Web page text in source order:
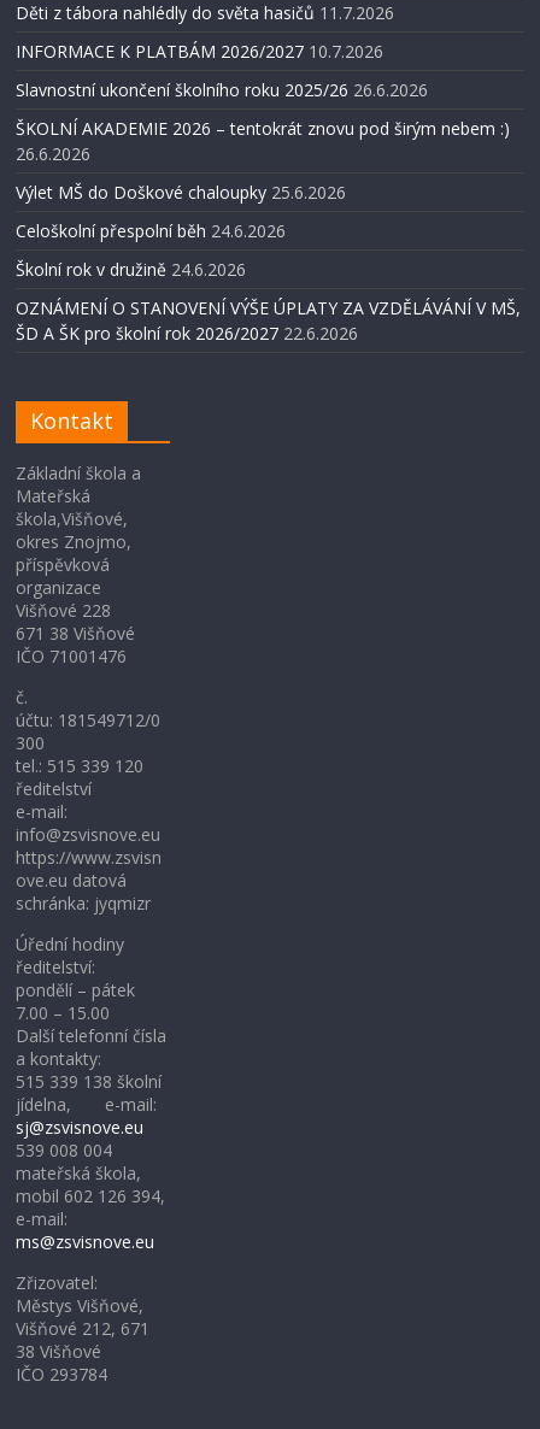
Děti z tábora nahlédly do světa hasičů 11.7.2026
INFORMACE K PLATBÁM 2026/2027 10.7.2026
Slavnostní ukončení školního roku 2025/26 26.6.2026
ŠKOLNÍ AKADEMIE 2026 – tentokrát znovu pod širým nebem :)
26.6.2026
Výlet MŠ do Doškové chaloupky 25.6.2026
Celoškolní přespolní běh 24.6.2026
Školní rok v družině 24.6.2026
OZNÁMENÍ O STANOVENÍ VÝŠE ÚPLATY ZA VZDĚLÁVÁNÍ V MŠ,
ŠD A ŠK pro školní rok 2026/2027 22.6.2026
Kontakt
Základní škola a
Mateřská
škola,Višňové,
okres Znojmo,
příspěvková
organizace
Višňové 228
671 38 Višňové
IČO 71001476
č.
účtu: 181549712/0
300
tel.: 515 339 120
ředitelství
e-mail:
info@zsvisnove.eu
https://www.zsvisn
ove.eu datová
schránka: jyqmizr
Úřední hodiny
ředitelství:
pondělí – pátek
7.00 – 15.00
Další telefonní čísla
a kontakty:
515 339 138 školní
jídelna, e-mail:
sj@zsvisnove.eu
539 008 004
mateřská škola,
mobil 602 126 394,
e-mail:
ms@zsvisnove.eu
Zřizovatel:
Městys Višňové,
Višňové 212, 671
38 Višňové
IČO 293784